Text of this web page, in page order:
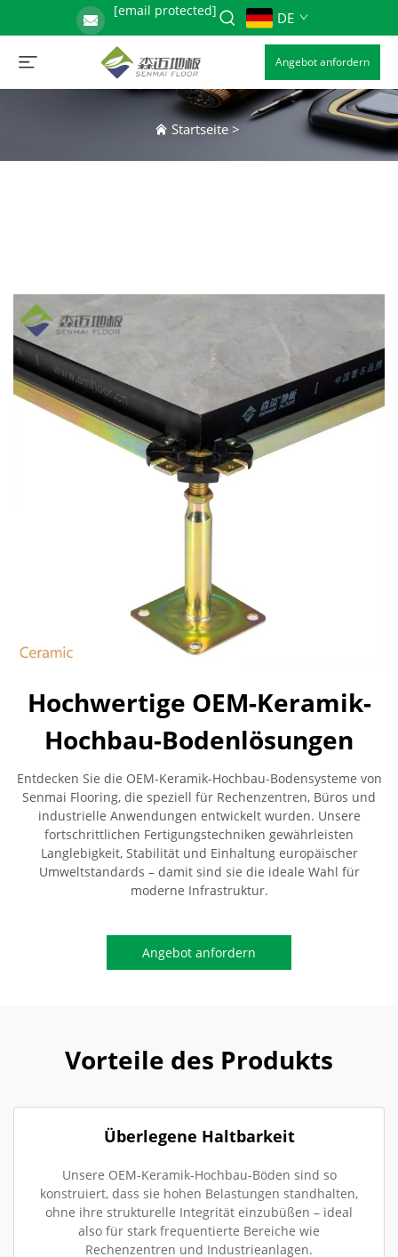
[email protected] DE
Angebot anfordern
Startseite>
Hochwertige OEM-Keramik-
Hochbau-Bodenlösungen
Entdecken Sie die OEM-Keramik-Hochbau-Bodensysteme von
Senmai Flooring, die speziell für Rechenzentren, Büros und
industrielle Anwendungen entwickelt wurden. Unsere
fortschrittlichen Fertigungstechniken gewährleisten
Langlebigkeit, Stabilität und Einhaltung europäischer
Umweltstandards – damit sind sie die ideale Wahl für
moderne Infrastruktur.
Angebot anfordern
Vorteile des Produkts
Überlegene Haltbarkeit
Unsere OEM-Keramik-Hochbau-Böden sind so
konstruiert, dass sie hohen Belastungen standhalten,
ohne ihre strukturelle Integrität einzubüßen – ideal
also für stark frequentierte Bereiche wie
Rechenzentren und Industrieanlagen.